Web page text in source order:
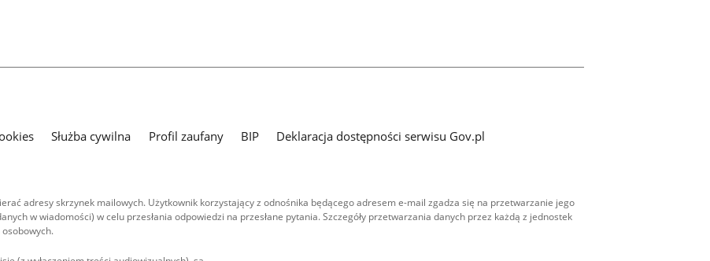
Służba cywilna Profil zaufany BIP
Deklaracja dostępności serwisu Gov.pl
adresy skrzynek mailowych. Użytkownik korzystający z odnośnika będącego adresem e-mail zgadza się na przetwarzanie jego
w wiadomości) w celu przesłania odpowiedzi na przesłane pytania. Szczegóły przetwarzania danych przez każdą z jednostek